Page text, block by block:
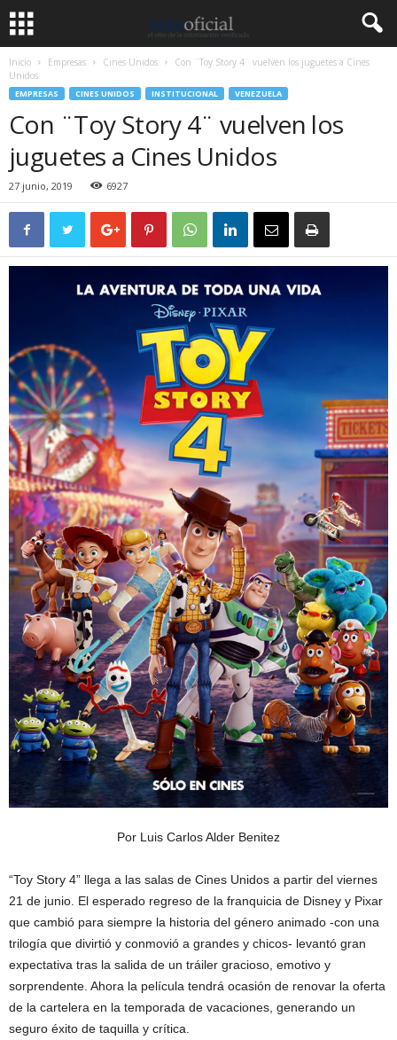
Inicio Empresas Cines Unidos
Con ¨Toy Story 4¨ vuelven los juguetes a Cines
Unidos
EMPRESAS CINES UNIDOS INSTITUCIONAL VENEZUELA
Con ¨Toy Story 4¨ vuelven los
juguetes a Cines Unidos
27 junio, 2019 6927
Por Luis Carlos Alder Benitez
“Toy Story 4” llega a las salas de Cines Unidos a partir del viernes
21 de junio. El esperado regreso de la franquicia de Disney y Pixar
que cambió para siempre la historia del género animado -con una
trilogía que divirtió y conmovió a grandes y chicos- levantó gran
expectativa tras la salida de un tráiler gracioso, emotivo y
sorprendente. Ahora la película tendrá ocasión de renovar la oferta
de la cartelera en la temporada de vacaciones, generando un
seguro éxito de taquilla y crítica.